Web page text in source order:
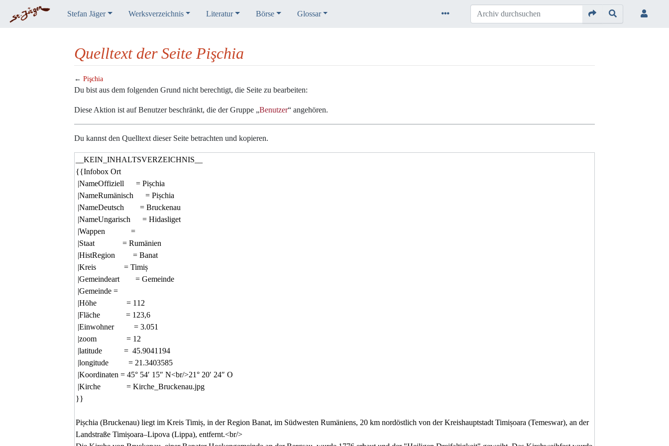
Stefan Jäger Werksverzeichnis Literatur Börse Glossar
Quelltext der Seite Pişchia
← Pişchia
Wechseln zu:Navigation,Suche
Du bist aus dem folgenden Grund nicht berechtigt, die Seite zu bearbeiten:
Diese Aktion ist auf Benutzer beschränkt, die der Gruppe „Benutzer“ angehören.
Du kannst den Quelltext dieser Seite betrachten und kopieren.